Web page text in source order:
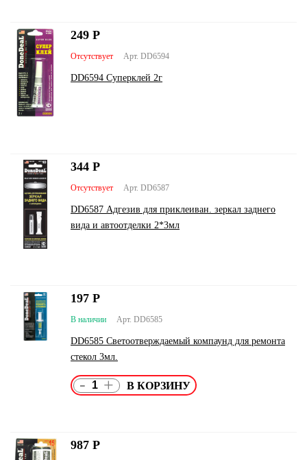
Арт. DD6594
Отсутствует
DD6594 Суперклей 2г
249 Р
Арт. DD6587
Отсутствует
DD6587 Адгезив для приклеиван. зеркал заднего
вида и автоотделки 2*3мл
344 Р
Арт. DD6585
В наличии
DD6585 Светоотверждаемый компаунд для ремонта
стекол 3мл.
197 Р
- +
987 Р